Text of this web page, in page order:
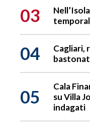
03
04
Cagliari,
05
Cala
su Villa
indagati